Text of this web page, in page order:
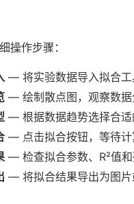
操作步骤：
— 将实验数据导入拟合工
— 绘制散点图，观察数据
— 根据数据趋势选择合适
— 点击拟合按钮，等待计
— 检查拟合参数、R²值和
— 将拟合结果导出为图片